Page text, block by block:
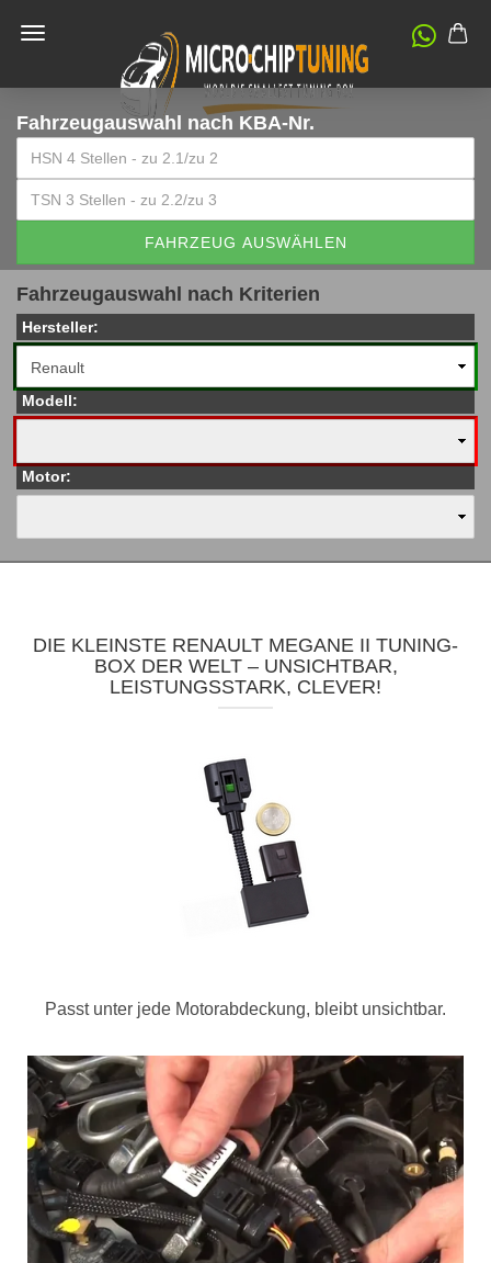
Fahrzeugauswahl nach KBA-Nr.
FAHRZEUG AUSWÄHLEN
Fahrzeugauswahl nach Kriterien
Hersteller:
Modell:
Motor:
DIE KLEINSTE RENAULT MEGANE II TUNING-
BOX DER WELT – UNSICHTBAR,
LEISTUNGSSTARK, CLEVER!
Passt unter jede Motorabdeckung, bleibt unsichtbar.